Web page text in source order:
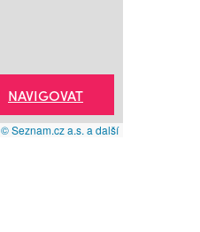
© Seznam.cz a.s. a další
NAVIGOVAT